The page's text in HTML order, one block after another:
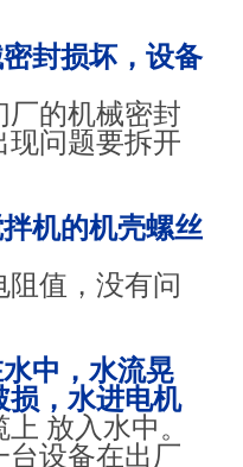
封损坏，设备
厂的机械密封
现问题要拆开
机的机壳螺丝
阻值，没有问
中，水流晃
损，水进电机
放入水中。
设备在出厂